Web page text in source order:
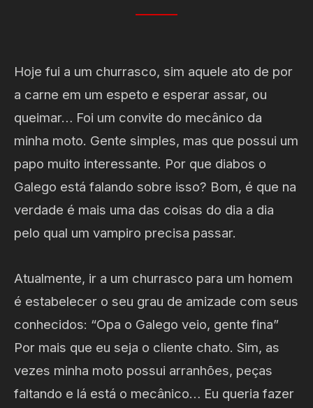
Hoje fui a um churrasco, sim aquele ato de por
a carne em um espeto e esperar assar, ou
queimar… Foi um convite do mecânico da
minha moto. Gente simples, mas que possui um
papo muito interessante. Por que diabos o
Galego está falando sobre isso? Bom, é que na
verdade é mais uma das coisas do dia a dia
pelo qual um vampiro precisa passar.
Atualmente, ir a um churrasco para um homem
é estabelecer o seu grau de amizade com seus
conhecidos: “Opa o Galego veio, gente fina”
Por mais que eu seja o cliente chato. Sim, as
vezes minha moto possui arranhões, peças
faltando e lá está o mecânico… Eu queria fazer